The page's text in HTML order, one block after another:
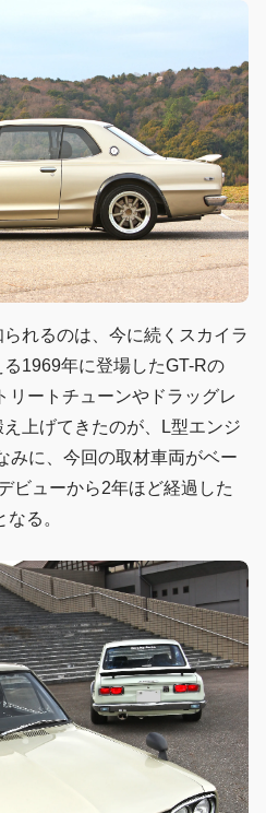
れるのは、今に続くスカイラ
1969年に登場したGT-Rの
リートチューンやドラッグレ
上げてきたのが、L型エンジ
みに、今回の取材車両がベー
ビューから2年ほど経過した
る。